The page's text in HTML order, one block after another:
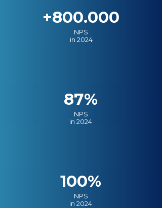
+800.000
NPS
in 2024
87%
NPS
in 2024
100%
NPS
in 2024